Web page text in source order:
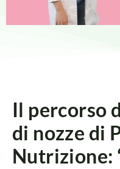
Il percorso
di nozze di
Nutrizione: